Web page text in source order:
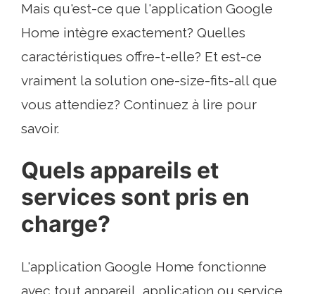
Mais qu'est-ce que l'application Google
Home intègre exactement? Quelles
caractéristiques offre-t-elle? Et est-ce
vraiment la solution one-size-fits-all que
vous attendiez? Continuez à lire pour
savoir.
Quels appareils et
services sont pris en
charge?
L'application Google Home fonctionne
avec tout appareil, application ou service